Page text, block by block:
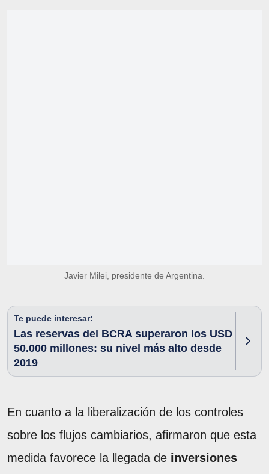
Javier Milei, presidente de Argentina.
Te puede interesar:
Las reservas del BCRA superaron los USD
50.000 millones: su nivel más alto desde
2019
En cuanto a la liberalización de los controles
sobre los flujos cambiarios, afirmaron que esta
medida favorece la llegada de inversiones